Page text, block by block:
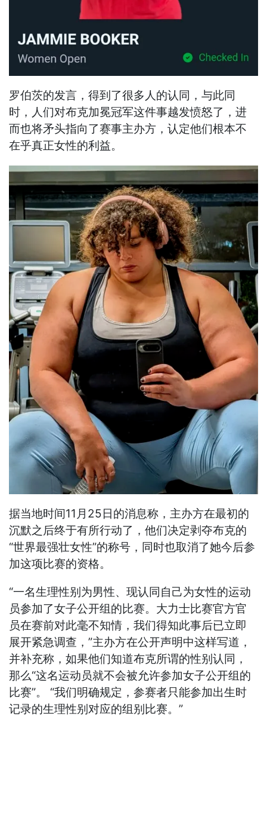
罗伯茨的发言，得到了很多人的认同，与此同
时，人们对布克加冕冠军这件事越发愤怒了，进
而也将矛头指向了赛事主办方，认定他们根本不
在乎真正女性的利益。
据当地时间11月25日的消息称，主办方在最初的
沉默之后终于有所行动了，他们决定剥夺布克的
“世界最强壮女性”的称号，同时也取消了她今后参
加这项比赛的资格。
“一名生理性别为男性、现认同自己为女性的运动
员参加了女子公开组的比赛。大力士比赛官方官
员在赛前对此毫不知情，我们得知此事后已立即
展开紧急调查，”主办方在公开声明中这样写道，
并补充称，如果他们知道布克所谓的性别认同，
那么“这名运动员就不会被允许参加女子公开组的
比赛”。 “我们明确规定，参赛者只能参加出生时
记录的生理性别对应的组别比赛。”